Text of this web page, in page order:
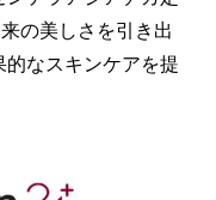
の美しさを引き出
なスキンケアを提